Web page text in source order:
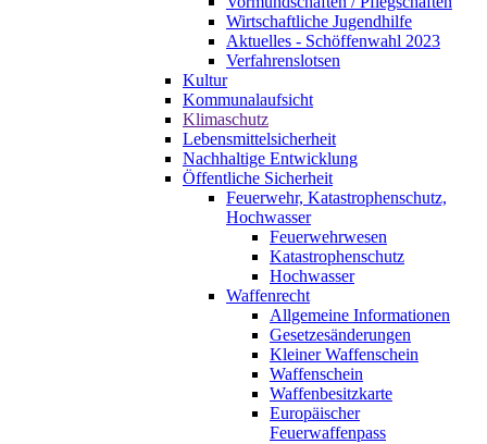
Wirtschaftliche Jugendhilfe
Aktuelles - Schöffenwahl 2023
Verfahrenslotsen
Kultur
Kommunalaufsicht
Klimaschutz
Lebensmittelsicherheit
Nachhaltige Entwicklung
Öffentliche Sicherheit
Feuerwehr, Katastrophenschutz,
Hochwasser
Feuerwehrwesen
Katastrophenschutz
Hochwasser
Waffenrecht
Allgemeine Informationen
Gesetzesänderungen
Kleiner Waffenschein
Waffenschein
Waffenbesitzkarte
Europäischer
Feuerwaffenpass